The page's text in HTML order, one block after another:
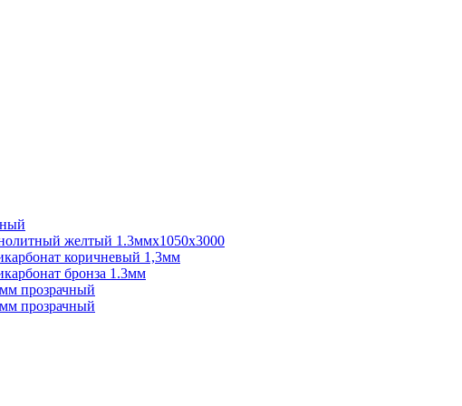
желтый 1.3ммх1050х3000
коричневый 1,3мм
бронза 1.3мм
прозрачный
прозрачный